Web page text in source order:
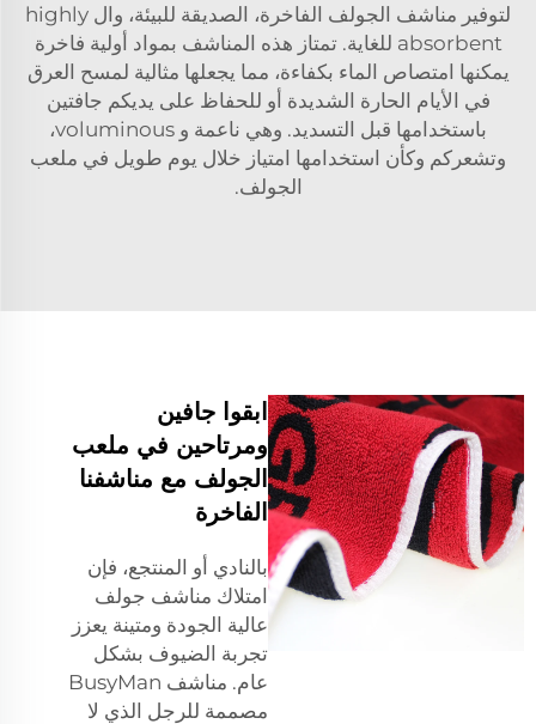
لتوفير مناشف الجولف الفاخرة، الصديقة للبيئة، وال highly
absorbent للغاية. تمتاز هذه المناشف بمواد أولية فاخرة
يمكنها امتصاص الماء بكفاءة، مما يجعلها مثالية لمسح العرق
في الأيام الحارة الشديدة أو للحفاظ على يديكم جافتين
باستخدامها قبل التسديد. وهي ناعمة و voluminous،
وتشعركم وكأن استخدامها امتياز خلال يوم طويل في ملعب
الجولف.
ابقوا جافين
ومرتاحين في ملعب
الجولف مع مناشفنا
الفاخرة
بالنادي أو المنتجع، فإن
امتلاك مناشف جولف
عالية الجودة ومتينة يعزز
تجربة الضيوف بشكل
عام. مناشف BusyMan
مصممة للرجل الذي لا